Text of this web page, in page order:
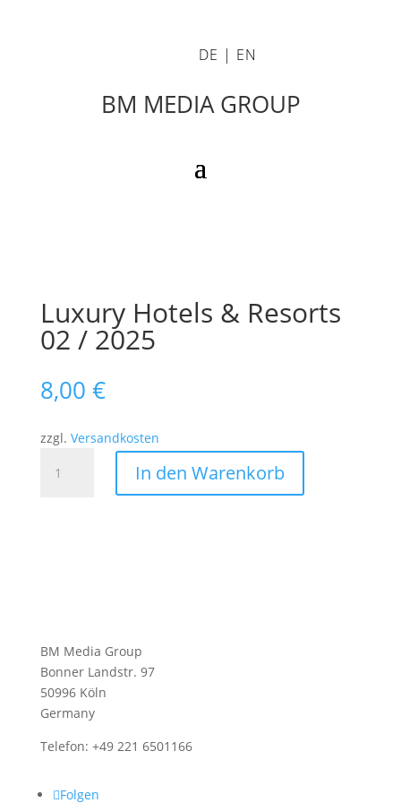
DE | EN
BM MEDIA GROUP
Luxury Hotels & Resorts
02 / 2025
8,00 €
zzgl. Versandkosten
Hotels
In den Warenkorb
BM Media Group
Bonner Landstr. 97
50996 Köln
Germany
Telefon: +49 221 6501166
Folgen